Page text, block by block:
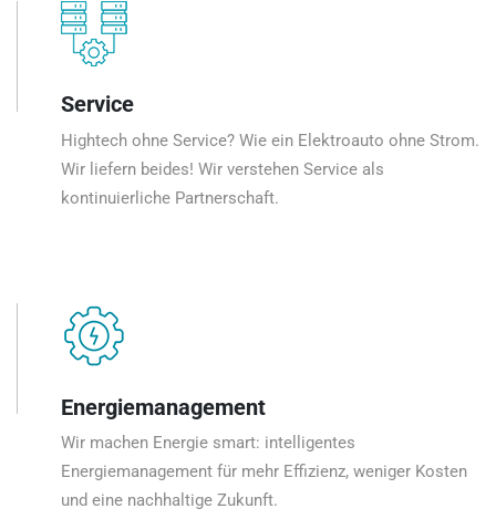
Service
Hightech ohne Service? Wie ein Elektroauto ohne Strom.
Wir liefern beides! Wir verstehen Service als
kontinuierliche Partnerschaft.
Energiemanagement
Wir machen Energie smart: intelligentes
Energiemanagement für mehr Effizienz, weniger Kosten
und eine nachhaltige Zukunft.